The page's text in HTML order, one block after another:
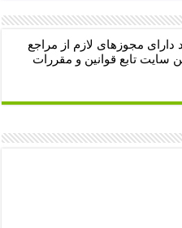
مجوزهای لازم از مراجع
سایت تابع قوانین و مقررات